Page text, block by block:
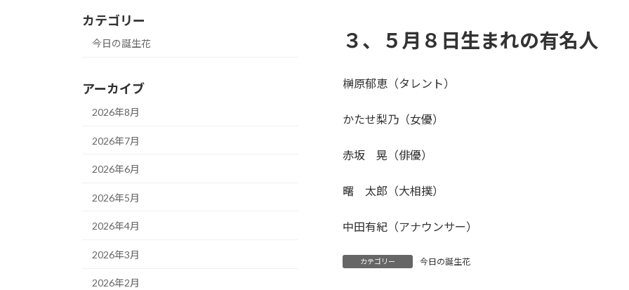
３、５月８日生まれの有名人
榊原郁恵（タレント）
かたせ梨乃（女優）
赤坂 晃（俳優）
曙 太郎（大相撲）
中田有紀（アナウンサー）
カテゴリー 今日の誕生花
カテゴリー
今日の誕生花
アーカイブ
2026年8月
2026年7月
2026年6月
2026年5月
2026年4月
2026年3月
2026年2月